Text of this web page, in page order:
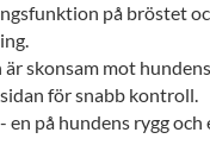
på bröstet
skonsam mot
för snabb kontroll.
på hundens rygg och